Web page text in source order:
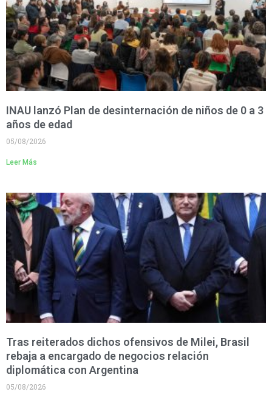
INAU lanzó Plan de desinternación de niños de 0 a 3
años de edad
05/08/2026
Leer Más
Tras reiterados dichos ofensivos de Milei, Brasil
rebaja a encargado de negocios relación
diplomática con Argentina
05/08/2026